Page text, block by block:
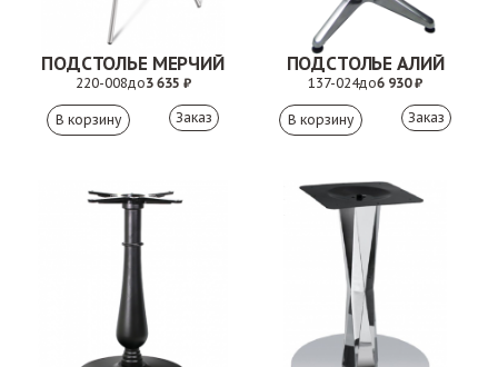
ПОДСТОЛЬЕ МЕРЧИЙ
220-008до3 635 ₽
Заказ
ПОДСТОЛЬЕ АЛИЙ
137-024до6 930 ₽
Заказ